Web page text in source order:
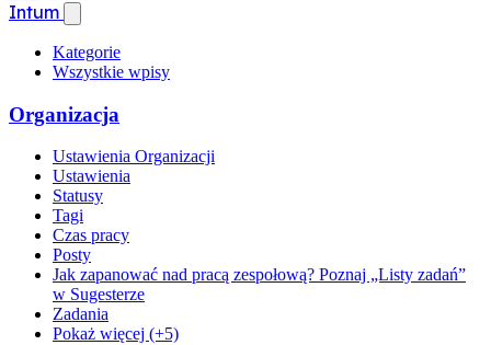
Intum
Kategorie
Wszystkie wpisy
Organizacja
Ustawienia Organizacji
Ustawienia
Statusy
Tagi
Czas pracy
Posty
Jak zapanować nad pracą zespołową? Poznaj „Listy zadań”
w Sugesterze
Zadania
Pokaż więcej (+5)